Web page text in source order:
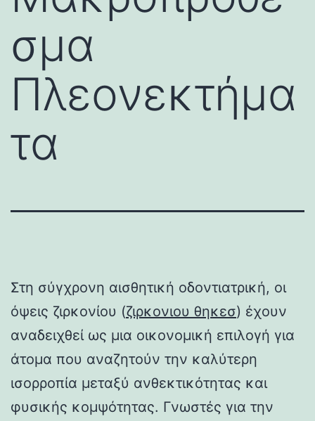
σμα
Πλεονεκτήμα
τα
Στη σύγχρονη αισθητική οδοντιατρική, οι
όψεις ζιρκονίου (ζιρκονιου θηκεσ) έχουν
αναδειχθεί ως μια οικονομική επιλογή για
άτομα που αναζητούν την καλύτερη
ισορροπία μεταξύ ανθεκτικότητας και
φυσικής κομψότητας. Γνωστές για την